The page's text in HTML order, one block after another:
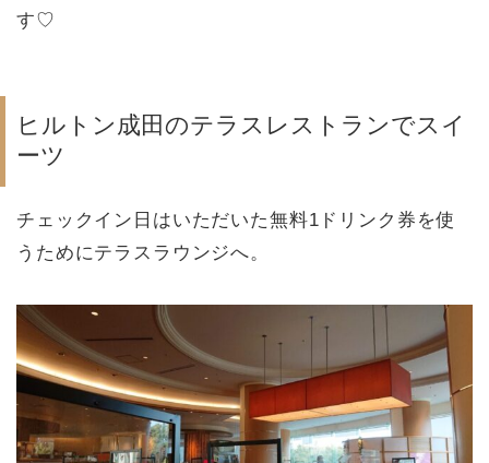
す♡
ヒルトン成田のテラスレストランでスイ
ーツ
チェックイン日はいただいた無料1ドリンク券を使
うためにテラスラウンジへ。